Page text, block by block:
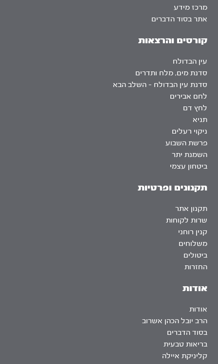
אודות
אודות
הרב יובל הכהן אשרוב
בסוד הדברים
בריאות טבעית
קליניקת איילה
מרכז מידע
אתר בסוד הדברים
קורסים והרצאות
עין הבדולח
סדנת מים, מלח ותדרים
סדנת עין הבדולח – השלב הבא
לחם אבירים
לחץ דם
תניא
ניקוי רעלים
פרשת השבוע
השמנת יתר
ביטחון עצמי
תקנונים ופרטיות
תקנון אתר
שרות לקוחות
קנין רוחני
משלוחים
ביטולים
החזרות